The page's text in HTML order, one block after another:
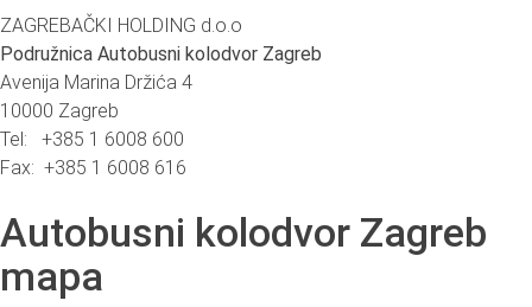
ZAGREBAČKI HOLDING d.o.o
Podružnica Autobusni kolodvor Zagreb
Avenija Marina Držića 4
10000 Zagreb
Tel: +385 1 6008 600
Fax: +385 1 6008 616
Autobusni kolodvor Zagreb
mapa